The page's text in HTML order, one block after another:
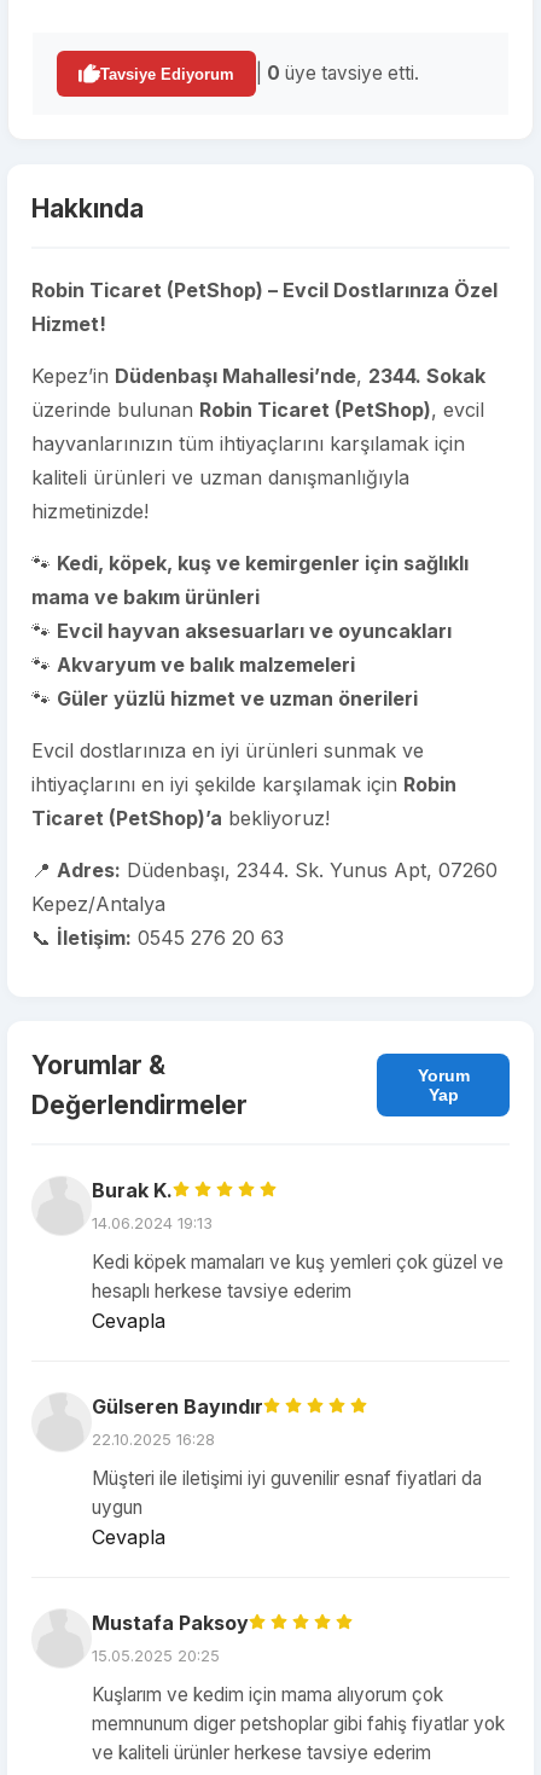
Tavsiye Ediyorum 0 üye tavsiye etti.
Hakkında
Robin Ticaret (PetShop) – Evcil Dostlarınıza Özel
Hizmet!
Kepez’in Düdenbaşı Mahallesi’nde, 2344. Sokak
üzerinde bulunan Robin Ticaret (PetShop), evcil
hayvanlarınızın tüm ihtiyaçlarını karşılamak için
kaliteli ürünleri ve uzman danışmanlığıyla
hizmetinizde!
🐾 Kedi, köpek, kuş ve kemirgenler için sağlıklı
mama ve bakım ürünleri
🐾 Evcil hayvan aksesuarları ve oyuncakları
🐾 Akvaryum ve balık malzemeleri
🐾 Güler yüzlü hizmet ve uzman önerileri
Evcil dostlarınıza en iyi ürünleri sunmak ve
ihtiyaçlarını en iyi şekilde karşılamak için Robin
Ticaret (PetShop)’a bekliyoruz!
📍 Adres: Düdenbaşı, 2344. Sk. Yunus Apt, 07260
Kepez/Antalya
📞 İletişim: 0545 276 20 63
Yorumlar &
Değerlendirmeler
Yorum
Yap
Burak K.
14.06.2024 19:13
Kedi köpek mamaları ve kuş yemleri çok güzel ve
hesaplı herkese tavsiye ederim
Cevapla
Gülseren Bayındır
22.10.2025 16:28
Müşteri ile iletişimi iyi guvenilir esnaf fiyatlari da
uygun
Cevapla
Mustafa Paksoy
15.05.2025 20:25
Kuşlarım ve kedim için mama alıyorum çok
memnunum diger petshoplar gibi fahiş fiyatlar yok
ve kaliteli ürünler herkese tavsiye ederim